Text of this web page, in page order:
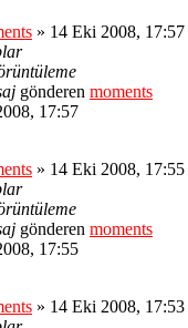
» 14 Eki 2008, 17:57
gönderen moments
17:57
» 14 Eki 2008, 17:55
gönderen moments
17:55
» 14 Eki 2008, 17:53